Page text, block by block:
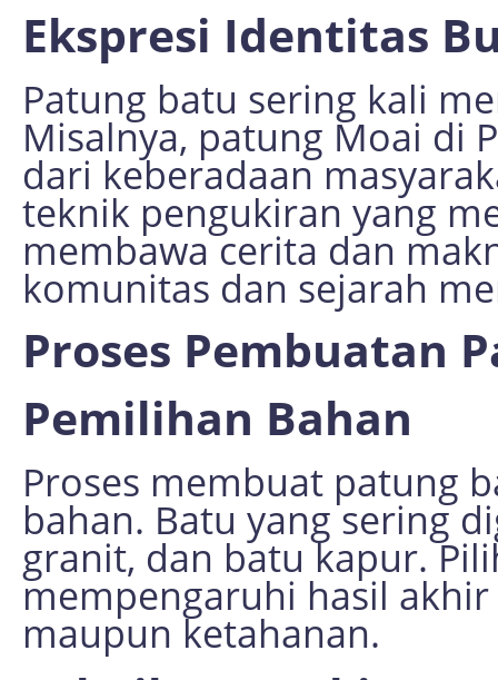
Ekspresi Identitas
Patung batu sering kali
Misalnya, patung Moai di
dari keberadaan
teknik pengukiran yang
membawa cerita dan
komunitas dan sejarah
Proses Pembuatan
Pemilihan Bahan
Proses membuat patung
bahan. Batu yang sering
granit, dan batu kapur.
mempengaruhi hasil
maupun ketahanan.